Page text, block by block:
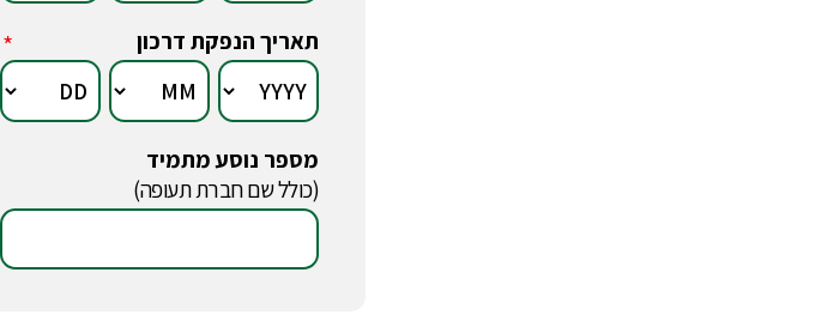
תאריך הנפקת דרכון *
מספר נוסע מתמיד
(כולל שם חברת תעופה)